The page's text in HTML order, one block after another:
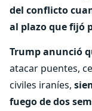
del conflicto
al plazo que fijó
Trump anunció
atacar puentes,
civiles iraníes,
fuego de dos